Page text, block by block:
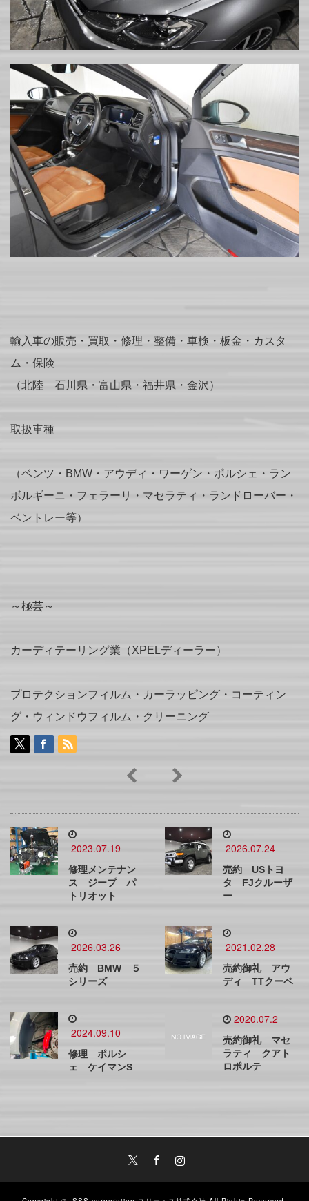
輸入車の販売・買取・修理・整備・車検・板金・カスタ
ム・保険
（北陸 石川県・富山県・福井県・金沢）
取扱車種
（ベンツ・BMW・アウディ・ワーゲン・ポルシェ・ラン
ボルギーニ・フェラーリ・マセラティ・ランドローバー・
ベントレー等）
～極芸～
カーディテーリング業（XPELディーラー）
プロテクションフィルム・カーラッピング・コーティン
グ・ウィンドウフィルム・クリーニング
2023.07.19
修理メンテナン
ス ジープ パ
トリオット
2026.07.24
売約 USトヨ
タ FJクルーザ
ー
2026.03.26
売約 BMW ５
シリーズ
2021.02.28
売約御礼 アウ
ディ TTクーペ
2024.09.10
修理 ポルシ
ェ ケイマンS
2020.07.2
売約御礼 マセ
ラティ クアト
ロポルテ
Instagram